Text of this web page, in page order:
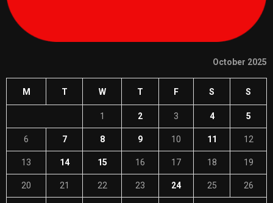
October 2025
M T W T F S S
1 2 3 4 5
6 7 8 9 10 11 12
13 14 15 16 17 18 19
20 21 22 23 24 25 26